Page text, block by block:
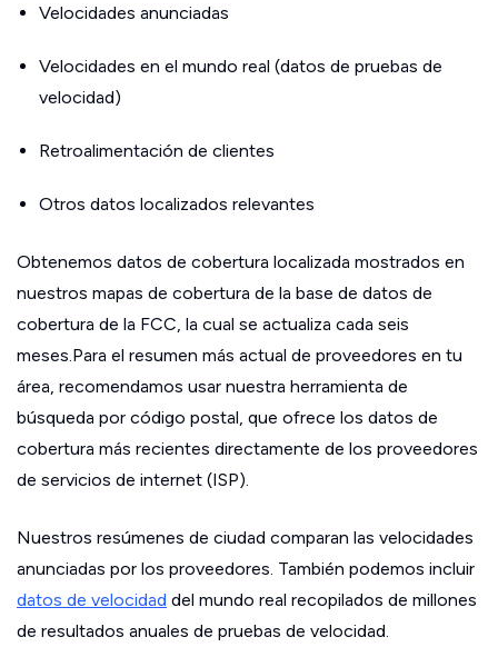
Velocidades anunciadas
Velocidades en el mundo real (datos de pruebas de
velocidad)
Retroalimentación de clientes
Otros datos localizados relevantes
Obtenemos datos de cobertura localizada mostrados en
nuestros mapas de cobertura de la base de datos de
cobertura de la FCC, la cual se actualiza cada seis
meses.Para el resumen más actual de proveedores en tu
área, recomendamos usar nuestra herramienta de
búsqueda por código postal, que ofrece los datos de
cobertura más recientes directamente de los proveedores
de servicios de internet (ISP).
Nuestros resúmenes de ciudad comparan las velocidades
anunciadas por los proveedores. También podemos incluir
datos de velocidad del mundo real recopilados de millones
de resultados anuales de pruebas de velocidad.